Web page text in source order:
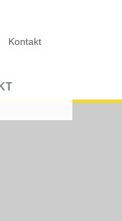
Kontakt